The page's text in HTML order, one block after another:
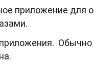
приложение для
Обычно